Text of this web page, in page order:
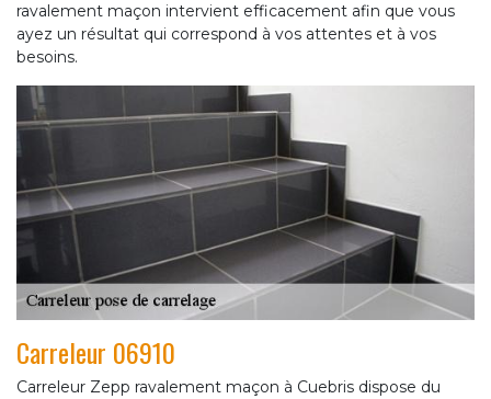
ravalement maçon intervient efficacement afin que vous
ayez un résultat qui correspond à vos attentes et à vos
besoins.
Carreleur 06910
Carreleur Zepp ravalement maçon à Cuebris dispose du